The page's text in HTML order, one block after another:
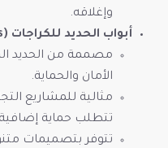
وإغلاقه.
أبواب الحديد للكراجات (Steel Garage Doors):
مصممة من الحديد
الأمان والحماية.
مثالية للمشاريع
تتطلب حماية
تتوفر بتصميمات